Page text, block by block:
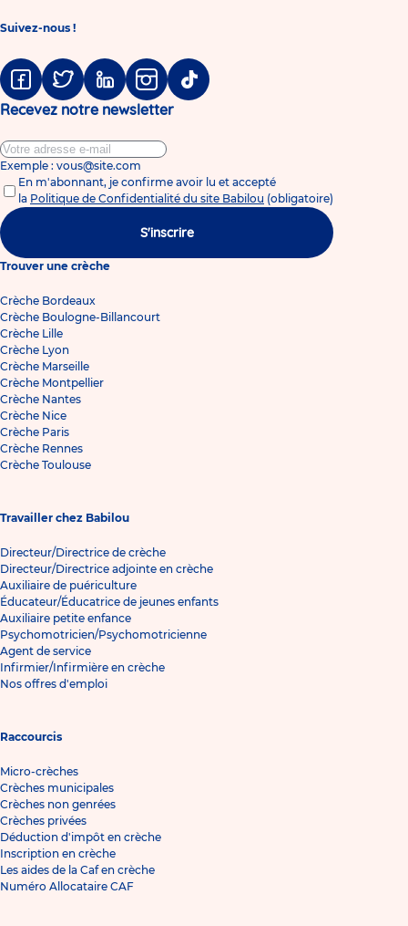
Suivez-nous !
FacebookTwitter LinkedinInstagramTiktok
Recevez notre newsletter
Exemple : vous@site.com
En m'abonnant, je confirme avoir lu et accepté
la Politique de Confidentialité du site Babilou (obligatoire)
S'inscrire
Trouver une crèche
Crèche Bordeaux
Crèche Boulogne-Billancourt
Crèche Lille
Crèche Lyon
Crèche Marseille
Crèche Montpellier
Crèche Nantes
Crèche Nice
Crèche Paris
Crèche Rennes
Crèche Toulouse
Travailler chez Babilou
Directeur/Directrice de crèche
Directeur/Directrice adjointe en crèche
Auxiliaire de puériculture
Éducateur/Éducatrice de jeunes enfants
Auxiliaire petite enfance
Psychomotricien/Psychomotricienne
Agent de service
Infirmier/Infirmière en crèche
Nos offres d'emploi
Raccourcis
Micro-crèches
Crèches municipales
Crèches non genrées
Crèches privées
Déduction d'impôt en crèche
Inscription en crèche
Les aides de la Caf en crèche
Numéro Allocataire CAF